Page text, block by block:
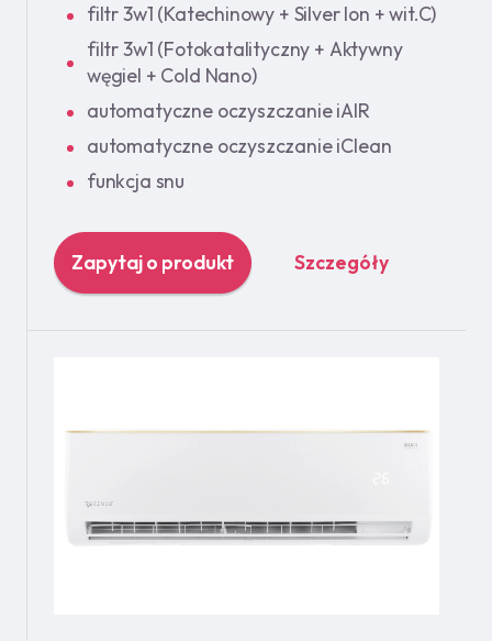
filtr 3w1 (Katechinowy + Silver Ion + wit.C)
filtr 3w1 (Fotokatalityczny + Aktywny
węgiel + Cold Nano)
automatyczne oczyszczanie iAIR
automatyczne oczyszczanie iClean
funkcja snu
Zapytaj o produkt Szczegóły